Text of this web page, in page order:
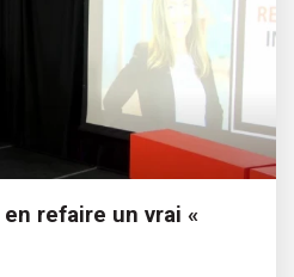
refaire un vrai «